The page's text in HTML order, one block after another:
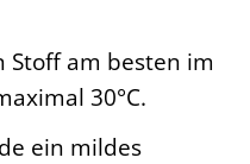
Stoff am besten im
30°C.
ein mildes